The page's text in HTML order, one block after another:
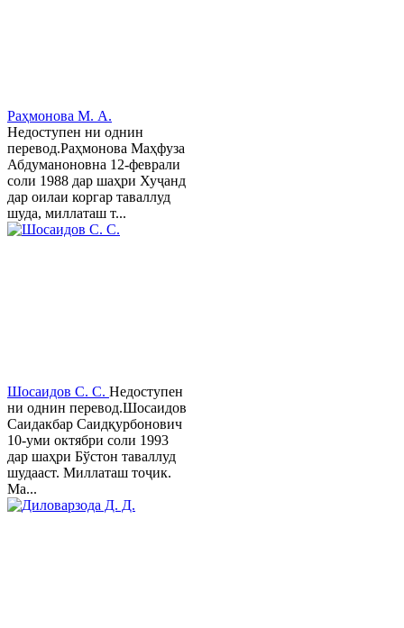
Раҳмонова М. А.
Недоступен ни однин
перевод.Раҳмонова Маҳфуза
Абдуманоновна 12-феврали
соли 1988 дар шаҳри Хуҷанд
дар оилаи коргар таваллуд
шуда, миллаташ т...
Шосаидов С. С. Недоступен
ни однин перевод.Шосаидов
Саидакбар Саидқурбонович
10-уми октябри соли 1993
дар шаҳри Бўстон таваллуд
шудааст. Миллаташ тоҷик.
Ма...